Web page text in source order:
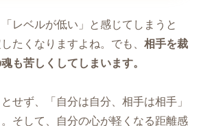
「レベルが低い」と感じてしまうと
たくなりますよね。でも、 相手を裁
も苦しくしてしまいます。
せず、「自分は自分、相手は相手」
そして、自分の心が軽くなる距離感